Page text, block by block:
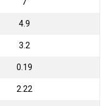
7
4.9
3.2
0.19
2.22